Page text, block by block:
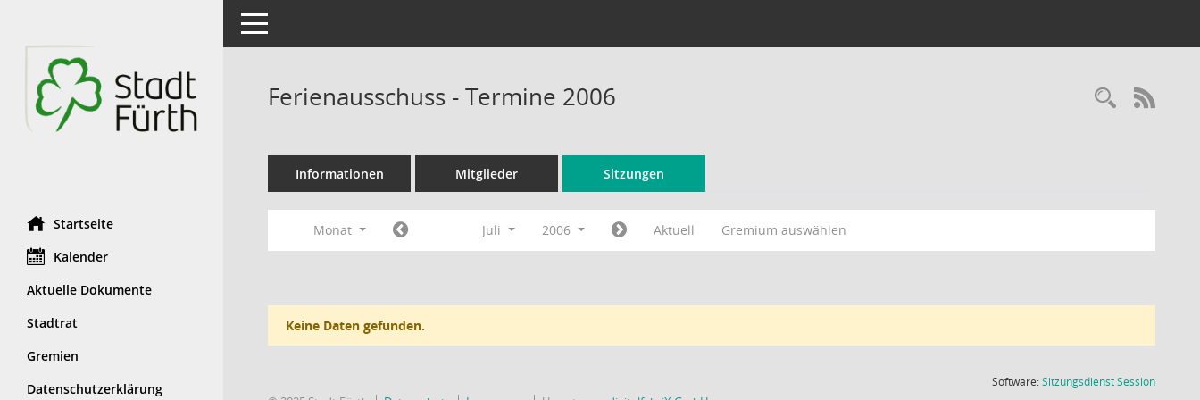
Startseite
Kalender
Aktuelle Dokumente
Stadtrat
Gremien
Datenschutzerklärung
Toggle navigation
Ferienausschuss - Termine 2006
Informationen Mitglieder Sitzungen
Monat Juli 2006 Aktuell Gremium auswählen
Keine Daten gefunden.
Software:SitzungsdienstSession(Wird in